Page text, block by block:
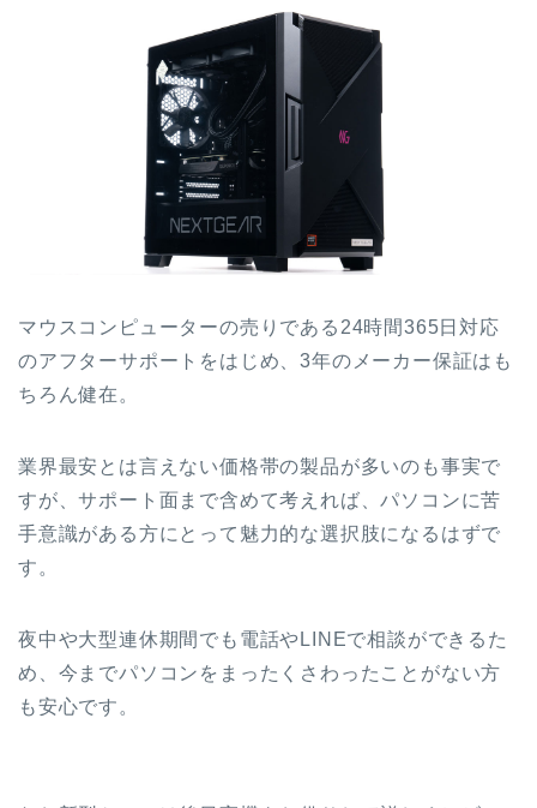
マウスコンピューターの売りである24時間365日対応
のアフターサポートをはじめ、3年のメーカー保証はも
ちろん健在。
業界最安とは言えない価格帯の製品が多いのも事実で
すが、サポート面まで含めて考えれば、パソコンに苦
手意識がある方にとって魅力的な選択肢になるはずで
す。
夜中や大型連休期間でも電話やLINEで相談ができるた
め、今までパソコンをまったくさわったことがない方
も安心です。